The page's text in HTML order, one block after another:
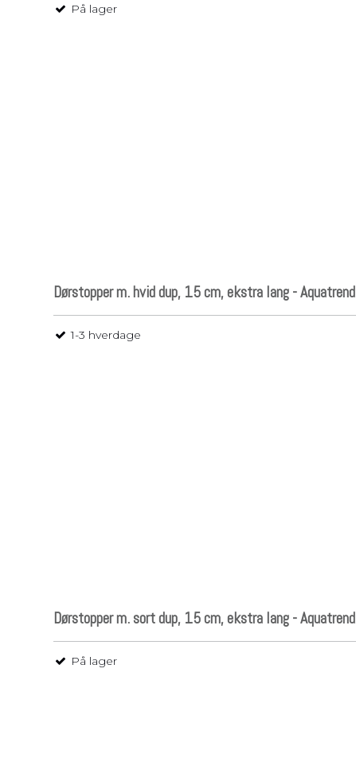
På lager
Dørstopper m. hvid dup, 15 cm, ekstra lang - Aquatrend
1-3 hverdage
Dørstopper m. sort dup, 15 cm, ekstra lang - Aquatrend
På lager